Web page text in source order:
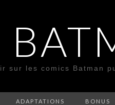
sur les comics Batman
ADAPTATIONS BONUS